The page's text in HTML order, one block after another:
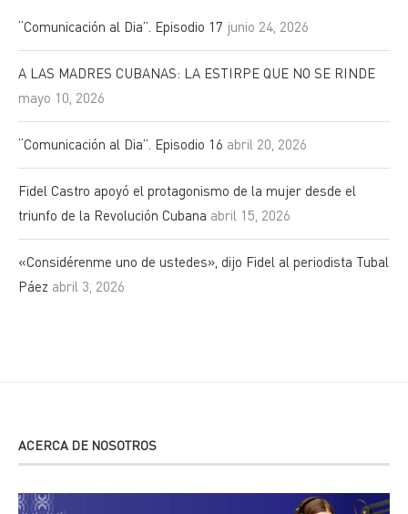
“Comunicación al Dia”. Episodio 17 junio 24, 2026
A LAS MADRES CUBANAS: LA ESTIRPE QUE NO SE RINDE
mayo 10, 2026
“Comunicación al Dia”. Episodio 16 abril 20, 2026
Fidel Castro apoyó el protagonismo de la mujer desde el
triunfo de la Revolución Cubana abril 15, 2026
«Considérenme uno de ustedes», dijo Fidel al periodista Tubal
Páez abril 3, 2026
ACERCA DE NOSOTROS